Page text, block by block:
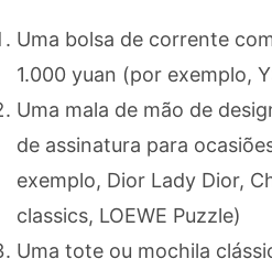
Uma bolsa de corrente
1.000 yuan (por exemplo,
Uma mala de mão de
de assinatura para
exemplo, Dior Lady Dior,
classics, LOEWE Puzzle)
Uma tote ou mochila